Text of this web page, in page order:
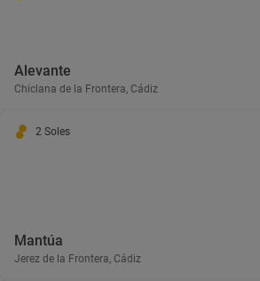
Alevante
Chiclana de la Frontera, Cádiz
2 Soles
Mantúa
Jerez de la Frontera, Cádiz